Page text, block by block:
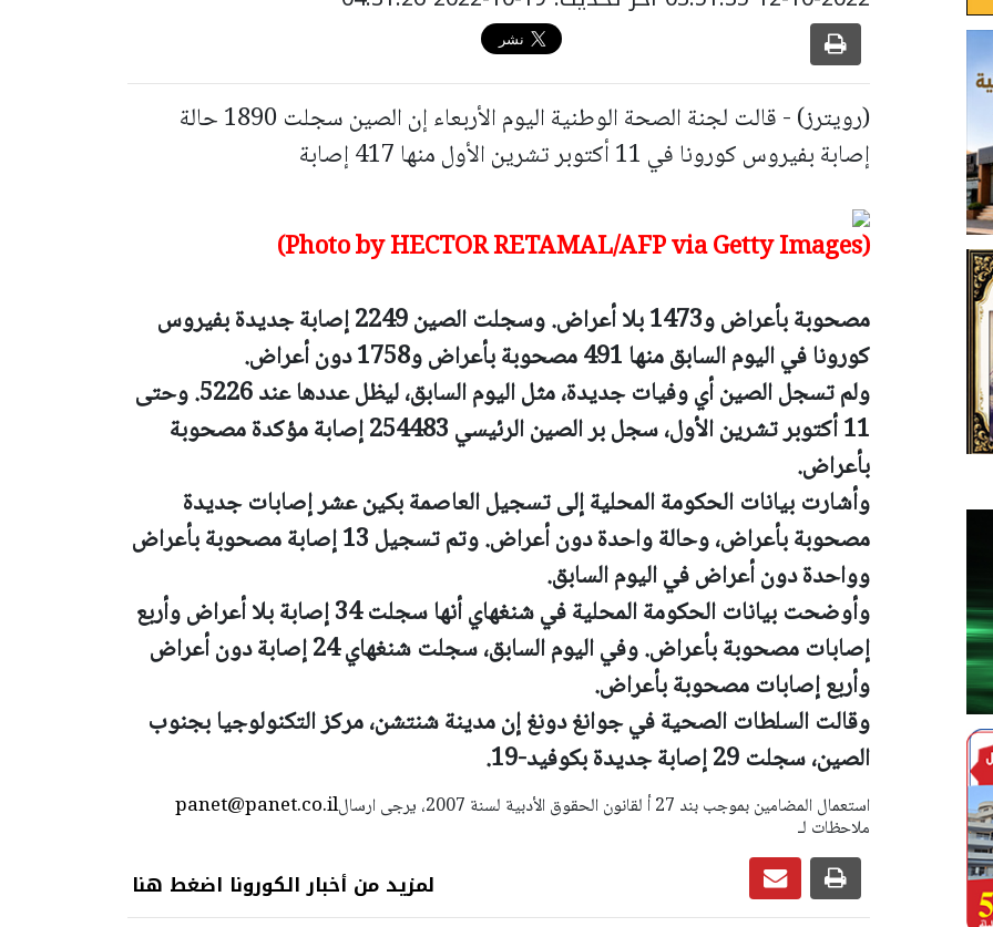
(رويترز) - قالت لجنة الصحة الوطنية اليوم الأربعاء إن الصين سجلت 1890 حالة
إصابة بفيروس كورونا في 11 أكتوبر تشرين الأول منها 417 إصابة
(Photo by HECTOR RETAMAL/AFP via Getty Images)
مصحوبة بأعراض و1473 بلا أعراض.
وسجلت الصين 2249 إصابة جديدة بفيروس
كورونا في اليوم السابق منها 491 مصحوبة بأعراض و1758 دون أعراض.
ولم تسجل الصين أي وفيات جديدة، مثل اليوم السابق، ليظل عددها عند 5226.
وحتى
11 أكتوبر تشرين الأول، سجل بر الصين الرئيسي 254483 إصابة مؤكدة مصحوبة
بأعراض.
وأشارت بيانات الحكومة المحلية إلى تسجيل العاصمة بكين عشر إصابات جديدة
مصحوبة بأعراض، وحالة واحدة دون أعراض. وتم تسجيل 13 إصابة مصحوبة بأعراض
وواحدة دون أعراض في اليوم السابق.
وأوضحت بيانات الحكومة المحلية في شنغهاي أنها سجلت 34 إصابة بلا أعراض وأربع
إصابات مصحوبة بأعراض. وفي اليوم السابق، سجلت شنغهاي 24 إصابة دون أعراض
وأربع إصابات مصحوبة بأعراض.
وقالت السلطات الصحية في جوانغ دونغ إن مدينة شنتشن، مركز التكنولوجيا بجنوب
الصين، سجلت 29 إصابة جديدة بكوفيد-19.
panet@panet.co.ilاستعمال المضامين بموجب بند 27 أ لقانون الحقوق الأدبية لسنة 2007، يرجى ارسال
ملاحظات لـ
لمزيد من أخبار الكورونا اضغط هنا